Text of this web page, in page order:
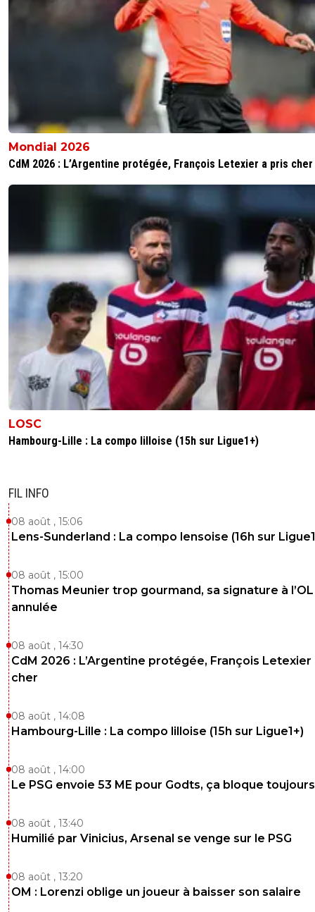
Mondial 2026
CdM 2026 : L’Argentine protégée, François Letexier a pris cher
LOSC
Hambourg-Lille : La compo lilloise (15h sur Ligue1+)
FIL INFO
08 août , 15:06
Lens-Sunderland : La compo lensoise (16h sur
08 août , 15:00
Thomas Meunier trop gourmand, sa signature à l’OL
annulée
08 août , 14:30
CdM 2026 : L’Argentine protégée, François Letexier
cher
08 août , 14:08
Hambourg-Lille : La compo lilloise (15h sur Ligue1+)
08 août , 14:00
Le PSG envoie 53 ME pour Godts, ça bloque toujours
08 août , 13:40
Humilié par Vinicius, Arsenal se venge sur le PSG
08 août , 13:20
OM : Lorenzi oblige un joueur à baisser son salaire